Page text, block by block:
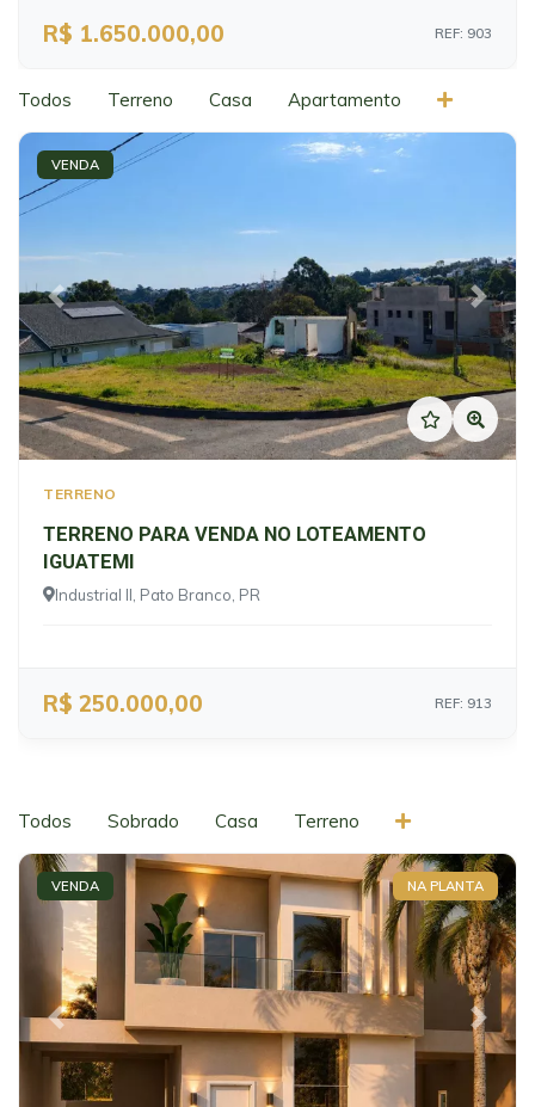
R$ 1.650.000,00 REF: 903
Todos Terreno Casa Apartamento
VENDA
Previous Next
TERRENO
TERRENO PARA VENDA NO LOTEAMENTO
IGUATEMI
Industrial II, Pato Branco, PR
R$ 250.000,00 REF: 913
Todos Sobrado Casa Terreno
NA PLANTA
VENDA
Previous Next